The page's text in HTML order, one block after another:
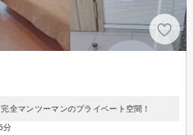
全マンツーマンのプライベート空間！
分